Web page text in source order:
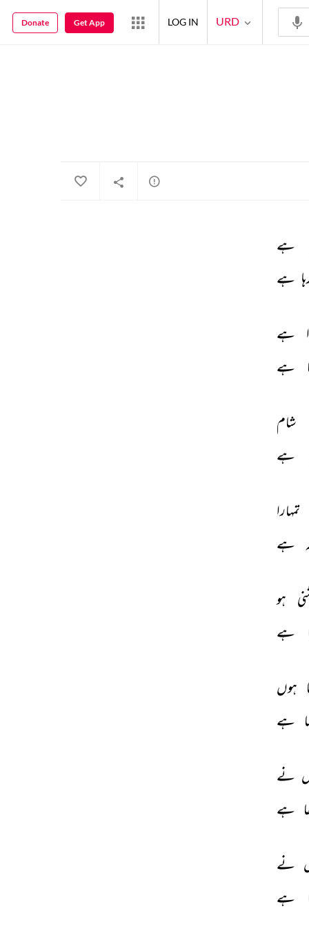
ہے
ہے
ہے
ہے
شام
ہے
تمہارا
ہے
ہو
ہے
ہوں
ہے
نے
ہے
نے
ہے
URD
LOG IN
Get App
Donate